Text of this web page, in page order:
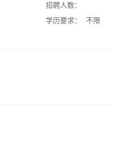
招聘人数：
学历要求：
不限